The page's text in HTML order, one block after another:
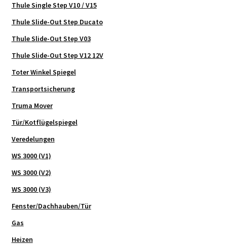
Thule Single Step V10 / V15
Thule Slide-Out Step Ducato
Thule Slide-Out Step V03
Thule Slide-Out Step V12 12V
Toter Winkel Spiegel
Transportsicherung
Truma Mover
Tür/Kotflügelspiegel
Veredelungen
WS 3000 (V1)
WS 3000 (V2)
WS 3000 (V3)
Fenster/Dachhauben/Tür
Gas
Heizen